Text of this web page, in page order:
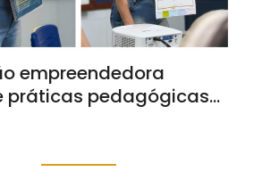
empreendedora
práticas pedagógicas…